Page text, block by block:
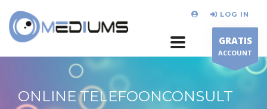
LOG IN
GRATIS
ACCOUNT
ONLINE TELEFOONCONSULT